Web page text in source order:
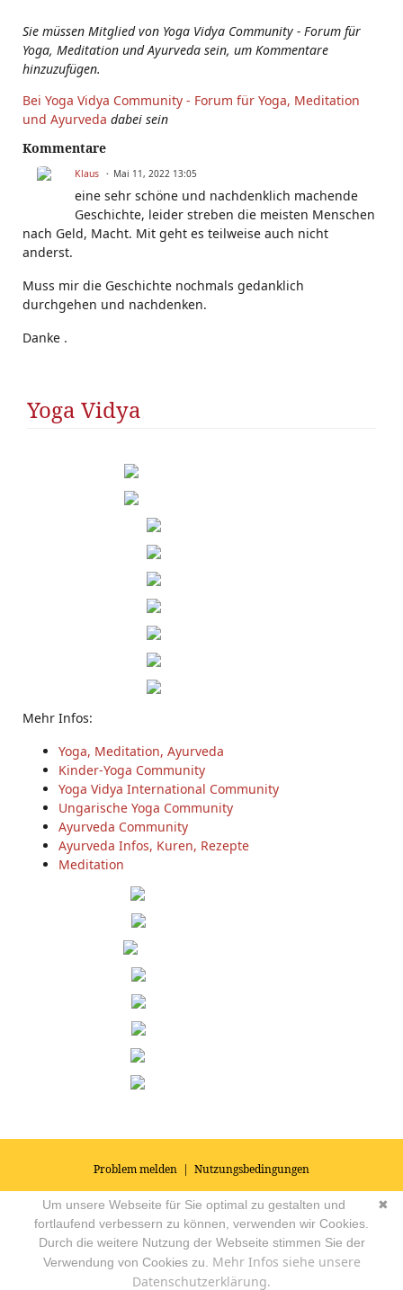
Sie müssen Mitglied von Yoga Vidya Community - Forum für
Yoga, Meditation und Ayurveda sein, um Kommentare
hinzuzufügen.
Bei Yoga Vidya Community - Forum für Yoga, Meditation
und Ayurveda dabei sein
Kommentare
Klaus Mai 11, 2022 13:05
eine sehr schöne und nachdenklich machende
Geschichte, leider streben die meisten Menschen
nach Geld, Macht. Mit geht es teilweise auch nicht
anderst.
Muss mir die Geschichte nochmals gedanklich
durchgehen und nachdenken.
Danke .
Yoga Vidya
Mehr Infos:
Yoga, Meditation, Ayurveda
Kinder-Yoga Community
Yoga Vidya International Community
Ungarische Yoga Community
Ayurveda Community
Ayurveda Infos, Kuren, Rezepte
Meditation
Problem melden | Nutzungsbedingungen
© 2026Impressum|Datenschutz|AGB's| Yoga Vidya Community -
Forum für Yoga, Meditation und Ayurveda Powered by
✖
Um unsere Webseite für Sie optimal zu gestalten und
fortlaufend verbessern zu können, verwenden wir Cookies.
Durch die weitere Nutzung der Webseite stimmen Sie der
Verwendung von Cookies zu. Mehr Infos siehe unsere
Datenschutzerklärung.